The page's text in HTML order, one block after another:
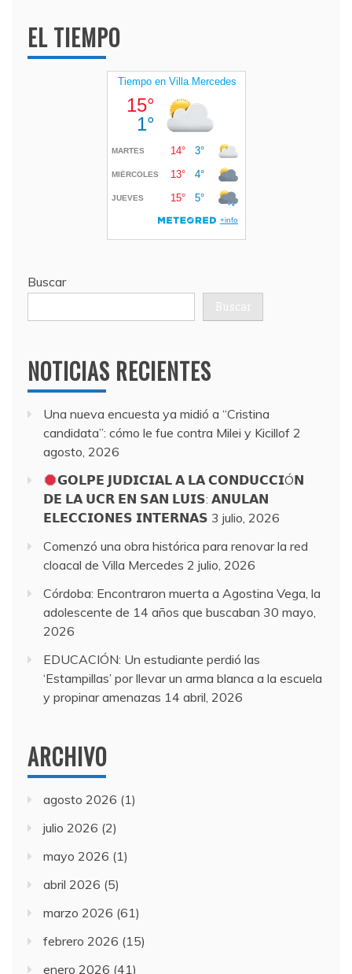
EL TIEMPO
Buscar
Buscar
NOTICIAS RECIENTES
Una nueva encuesta ya midió a “Cristina
candidata”: cómo le fue contra Milei y Kicillof 2
agosto, 2026
𝗚𝗢𝗟𝗣𝗘 𝗝𝗨𝗗𝗜𝗖𝗜𝗔𝗟 𝗔 𝗟𝗔 𝗖𝗢𝗡𝗗𝗨𝗖𝗖𝗜Ó𝗡
𝗗𝗘 𝗟𝗔 𝗨𝗖𝗥 𝗘𝗡 𝗦𝗔𝗡 𝗟𝗨𝗜𝗦: 𝗔𝗡𝗨𝗟𝗔𝗡
𝗘𝗟𝗘𝗖𝗖𝗜𝗢𝗡𝗘𝗦 𝗜𝗡𝗧𝗘𝗥𝗡𝗔𝗦 3 julio, 2026
Comenzó una obra histórica para renovar la red
cloacal de Villa Mercedes 2 julio, 2026
Córdoba: Encontraron muerta a Agostina Vega, la
adolescente de 14 años que buscaban 30 mayo,
2026
EDUCACIÓN: Un estudiante perdió las
‘Estampillas’ por llevar un arma blanca a la escuela
y propinar amenazas 14 abril, 2026
ARCHIVO
agosto 2026 (1)
julio 2026 (2)
mayo 2026 (1)
abril 2026 (5)
marzo 2026 (61)
febrero 2026 (15)
enero 2026 (41)